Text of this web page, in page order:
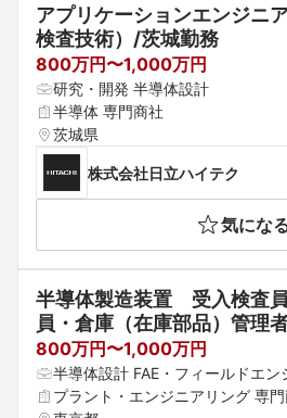
アプリケーションエンジニ
検査技術）/茨城勤務
800万円〜1,000万円
研究・開発 半導体設計
半導体 専門商社
茨城県
株式会社日立ハイテク
気にな
半導体製造装置　受入検査
員・倉庫（在庫部品）管理
800万円〜1,000万円
半導体設計 FAE・フィールドエン
プラント・エンジニアリング 専